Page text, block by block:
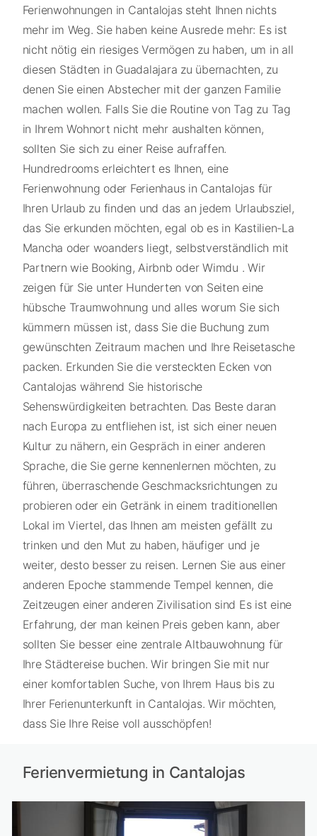
Ferienwohnungen in Cantalojas steht Ihnen nichts
mehr im Weg. Sie haben keine Ausrede mehr: Es ist
nicht nötig ein riesiges Vermögen zu haben, um in all
diesen Städten in Guadalajara zu übernachten, zu
denen Sie einen Abstecher mit der ganzen Familie
machen wollen. Falls Sie die Routine von Tag zu Tag
in Ihrem Wohnort nicht mehr aushalten können,
sollten Sie sich zu einer Reise aufraffen.
Hundredrooms erleichtert es Ihnen, eine
Ferienwohnung oder Ferienhaus in Cantalojas für
Ihren Urlaub zu finden und das an jedem Urlaubsziel,
das Sie erkunden möchten, egal ob es in Kastilien-La
Mancha oder woanders liegt, selbstverständlich mit
Partnern wie Booking, Airbnb oder Wimdu . Wir
zeigen für Sie unter Hunderten von Seiten eine
hübsche Traumwohnung und alles worum Sie sich
kümmern müssen ist, dass Sie die Buchung zum
gewünschten Zeitraum machen und Ihre Reisetasche
packen. Erkunden Sie die versteckten Ecken von
Cantalojas während Sie historische
Sehenswürdigkeiten betrachten. Das Beste daran
nach Europa zu entfliehen ist, ist sich einer neuen
Kultur zu nähern, ein Gespräch in einer anderen
Sprache, die Sie gerne kennenlernen möchten, zu
führen, überraschende Geschmacksrichtungen zu
probieren oder ein Getränk in einem traditionellen
Lokal im Viertel, das Ihnen am meisten gefällt zu
trinken und den Mut zu haben, häufiger und je
weiter, desto besser zu reisen. Lernen Sie aus einer
anderen Epoche stammende Tempel kennen, die
Zeitzeugen einer anderen Zivilisation sind Es ist eine
Erfahrung, der man keinen Preis geben kann, aber
sollten Sie besser eine zentrale Altbauwohnung für
Ihre Städtereise buchen. Wir bringen Sie mit nur
einer komfortablen Suche, von Ihrem Haus bis zu
Ihrer Ferienunterkunft in Cantalojas. Wir möchten,
dass Sie Ihre Reise voll ausschöpfen!
Ferienvermietung in Cantalojas